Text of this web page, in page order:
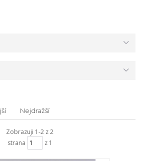
Nejdražší
Zobrazuji 1-2 z 2
strana
z 1